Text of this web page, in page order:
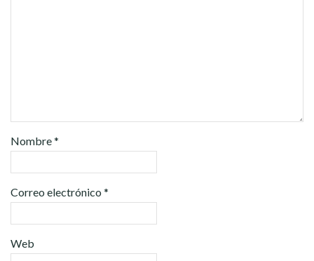
Nombre*
Correo electrónico *
Web